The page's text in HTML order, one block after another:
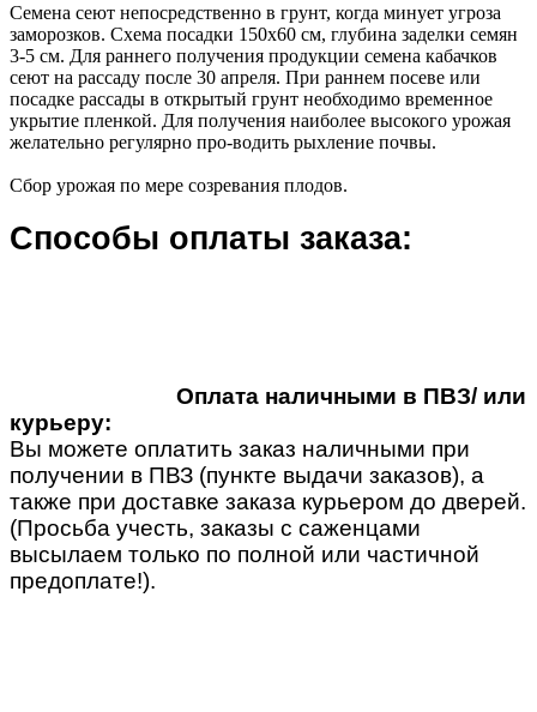
Семена сеют непосредственно в грунт, когда минует угроза
заморозков. Схема посадки 150х60 см, глубина заделки семян
3-5 см. Для раннего получения продукции семена кабачков
сеют на рассаду после 30 апреля. При раннем посеве или
посадке рассады в открытый грунт необходимо временное
укрытие пленкой. Для получения наиболее высокого урожая
желательно регулярно про-водить рыхление почвы.
Сбор урожая по мере созревания плодов.
Способы оплаты заказа:
Оплата наличными в ПВЗ/ или
курьеру:
Вы можете оплатить заказ наличными при
получении в ПВЗ (пункте выдачи заказов), а
также при доставке заказа курьером до дверей.
(Просьба учесть, заказы с саженцами
высылаем только по полной или частичной
предоплате!).